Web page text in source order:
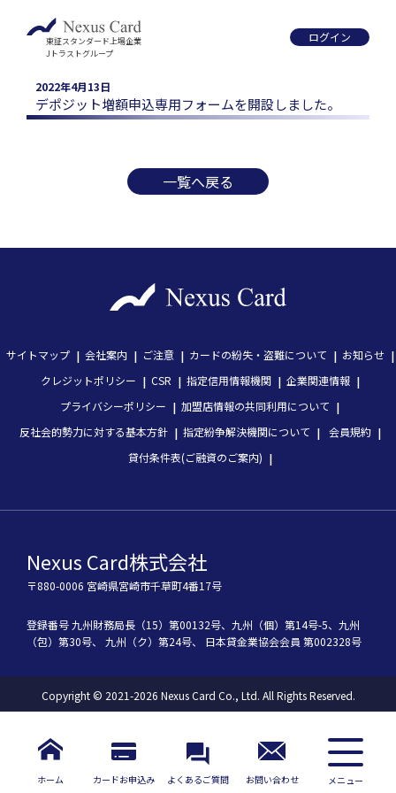
東証スタンダード上場企業
Jトラストグループ
ログイン
ホーム カードお申込み よくあるご質問 お問い合わせ メニュー
2022年4月13日
デポジット増額申込専用フォームを開設しました。
一覧へ戻る
サイトマップ 会社案内 ご注意 カードの紛失・盗難について
お知らせ
クレジットポリシー
CSR 指定信用情報機関
企業関連情報
プライバシーポリシー
加盟店情報の共同利用について
反社会的勢力に対する基本方針
指定紛争解決機関について
会員規約
貸付条件表(ご融資のご案内)
Nexus Card株式会社
〒880-0006 宮崎県宮崎市千草町4番17号
登録番号九州財務局長（15）第00132号、 九州（個）第14号-5、 九州
（包）第30号、
九州（ク）第24号、 日本貸金業協会会員 第002328号
Copyright © 2021-2026 Nexus Card Co., Ltd. All Rights Reserved.